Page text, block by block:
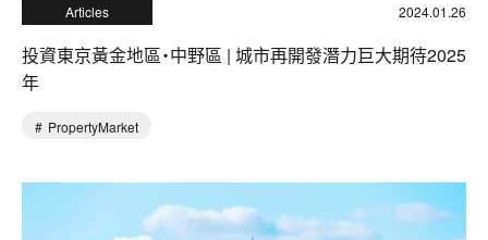
Articles 2024.01.26
投資東京黃金地區・中野區 | 城市再開發潛力巨大期待2025
年
PropertyMarket